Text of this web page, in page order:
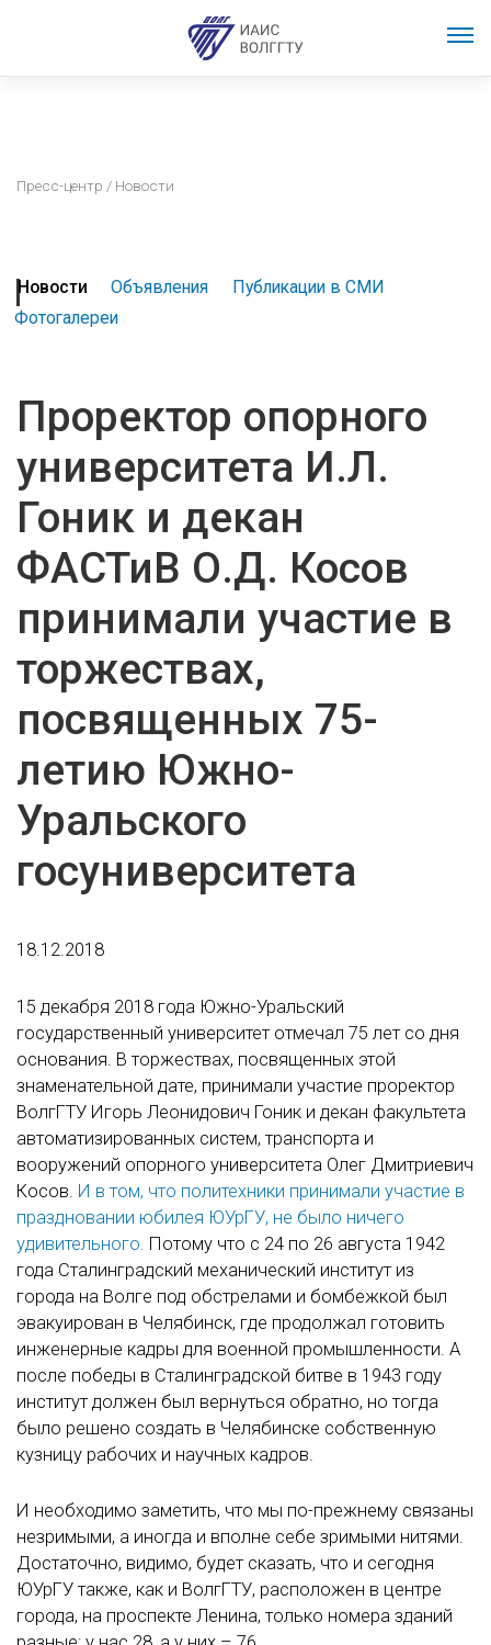
Пресс-центр / Новости
Новости Объявления
Публикации в СМИ
Фотогалереи
Проректор опорного
университета И.Л.
Гоник и декан
ФАСТиВ О.Д. Косов
принимали участие в
торжествах,
посвященных 75-
летию Южно-
Уральского
госуниверситета
18.12.2018
15 декабря 2018 года Южно-Уральский
государственный университет отмечал 75 лет со дня
основания. В торжествах, посвященных этой
знаменательной дате, принимали участие проректор
ВолгГТУ Игорь Леонидович Гоник и декан факультета
автоматизированных систем, транспорта и
вооружений опорного университета Олег Дмитриевич
Косов. И в том, что политехники принимали участие в
праздновании юбилея ЮУрГУ, не было ничего
удивительного. Потому что с 24 по 26 августа 1942
года Сталинградский механический институт из
города на Волге под обстрелами и бомбежкой был
эвакуирован в Челябинск, где продолжал готовить
инженерные кадры для военной промышленности. А
после победы в Сталинградской битве в 1943 году
институт должен был вернуться обратно, но тогда
было решено создать в Челябинске собственную
кузницу рабочих и научных кадров.
И необходимо заметить, что мы по-прежнему связаны
незримыми, а иногда и вполне себе зримыми нитями.
Достаточно, видимо, будет сказать, что и сегодня
ЮУрГУ также, как и ВолгГТУ, расположен в центре
города, на проспекте Ленина, только номера зданий